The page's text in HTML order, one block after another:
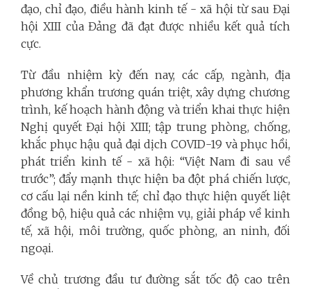
đạo, chỉ đạo, điều hành kinh tế - xã hội từ sau Đại
hội XIII của Đảng đã đạt được nhiều kết quả tích
cực.
Từ đầu nhiệm kỳ đến nay, các cấp, ngành, địa
phương khẩn trương quán triệt, xây dựng chương
trình, kế hoạch hành động và triển khai thực hiện
Nghị quyết Đại hội XIII; tập trung phòng, chống,
khắc phục hậu quả đại dịch COVID-19 và phục hồi,
phát triển kinh tế - xã hội: “Việt Nam đi sau về
trước”; đẩy mạnh thực hiện ba đột phá chiến lược,
cơ cấu lại nền kinh tế; chỉ đạo thực hiện quyết liệt
đồng bộ, hiệu quả các nhiệm vụ, giải pháp về kinh
tế, xã hội, môi trường, quốc phòng, an ninh, đối
ngoại.
Về chủ trương đầu tư đường sắt tốc độ cao trên